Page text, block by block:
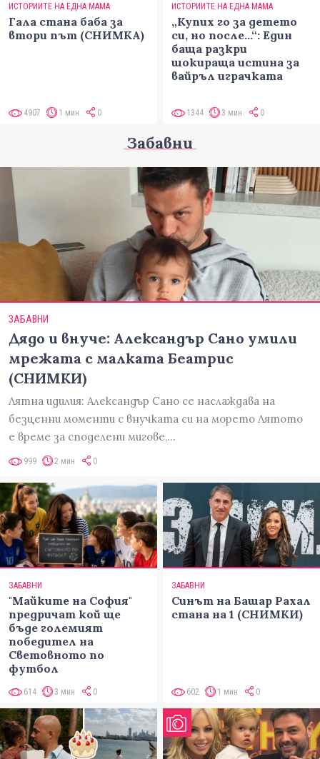
ИСТОРИИТЕ НА ЕДНА МАМА
Гала стана баба за
втори път (СНИМКА)
4907 1 мин 0
ИСТОРИИТЕ НА ЕДНА МАМА
„Купих го за детето
си, но после...“: Един
баща разкри
шокираща истина за
вайръл играчката
1344 3 мин 0
Забавни
ЗАБАВНИ
Дядо и внуче: Александър Сано умили
мрежата с малката Беатрис
(СНИМКИ)
Лятна идилия: Александър Сано се наслаждава на
безценни моменти с внучката си на морето Лятото
е време за споделени мигове,…
999 2 мин 0
ЗАБАВНИ
"Майките на София"
предричат кой ще
бъде големият
победител на
Световното по
футбол
614 3 мин 0
ЗАБАВНИ
Синът на Башар Рахал
стана на 1 (СНИМКИ)
602 1 мин 0